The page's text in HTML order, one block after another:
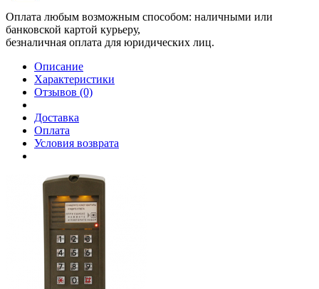
Оплата любым возможным способом: наличными или
банковской картой курьеру,
безналичная оплата для юридических лиц.
Описание
Характеристики
Отзывов (0)
Доставка
Оплата
Условия возврата